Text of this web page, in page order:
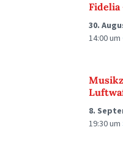
Fidelia
30.
14:00um
8.
19:30um